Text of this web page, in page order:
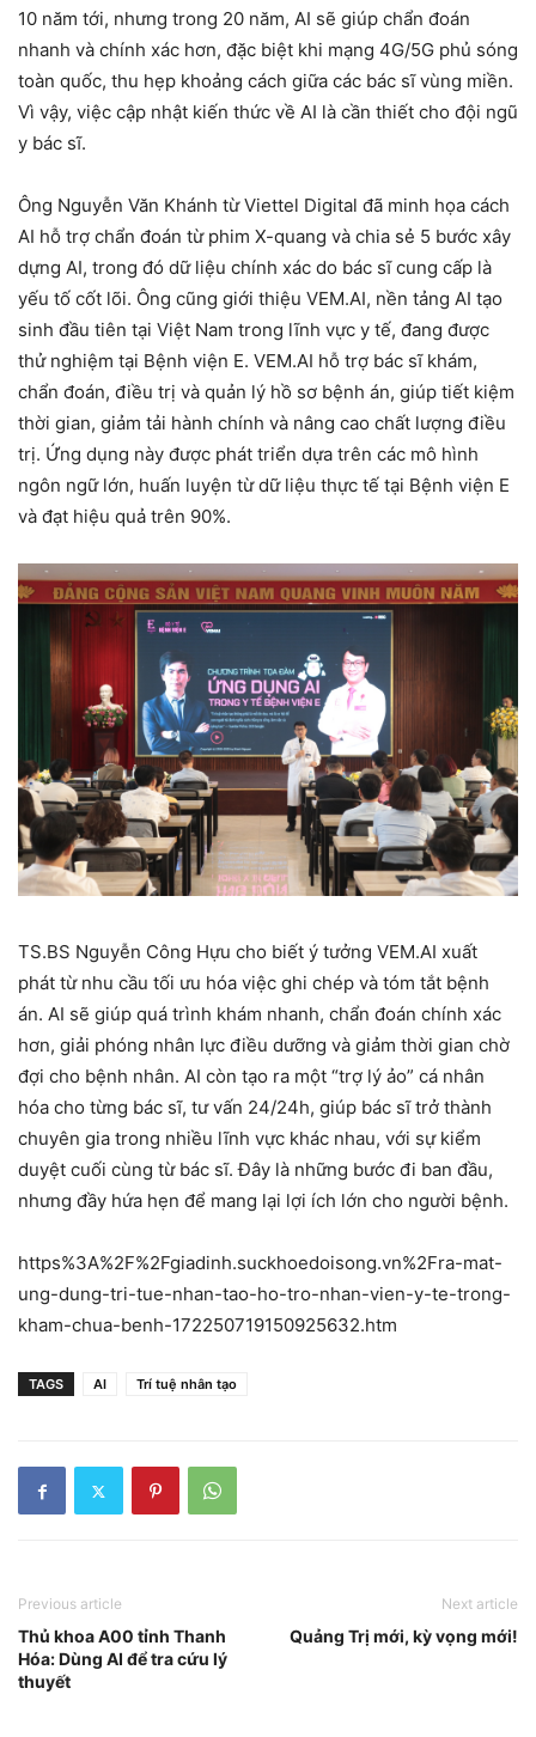
10 năm tới, nhưng trong 20 năm, AI sẽ giúp chẩn đoán
nhanh và chính xác hơn, đặc biệt khi mạng 4G/5G phủ sóng
toàn quốc, thu hẹp khoảng cách giữa các bác sĩ vùng miền.
Vì vậy, việc cập nhật kiến thức về AI là cần thiết cho đội ngũ
y bác sĩ.
Ông Nguyễn Văn Khánh từ Viettel Digital đã minh họa cách
AI hỗ trợ chẩn đoán từ phim X-quang và chia sẻ 5 bước xây
dựng AI, trong đó dữ liệu chính xác do bác sĩ cung cấp là
yếu tố cốt lõi. Ông cũng giới thiệu VEM.AI, nền tảng AI tạo
sinh đầu tiên tại Việt Nam trong lĩnh vực y tế, đang được
thử nghiệm tại Bệnh viện E. VEM.AI hỗ trợ bác sĩ khám,
chẩn đoán, điều trị và quản lý hồ sơ bệnh án, giúp tiết kiệm
thời gian, giảm tải hành chính và nâng cao chất lượng điều
trị. Ứng dụng này được phát triển dựa trên các mô hình
ngôn ngữ lớn, huấn luyện từ dữ liệu thực tế tại Bệnh viện E
và đạt hiệu quả trên 90%.
TS.BS Nguyễn Công Hựu cho biết ý tưởng VEM.AI xuất
phát từ nhu cầu tối ưu hóa việc ghi chép và tóm tắt bệnh
án. AI sẽ giúp quá trình khám nhanh, chẩn đoán chính xác
hơn, giải phóng nhân lực điều dưỡng và giảm thời gian chờ
đợi cho bệnh nhân. AI còn tạo ra một “trợ lý ảo” cá nhân
hóa cho từng bác sĩ, tư vấn 24/24h, giúp bác sĩ trở thành
chuyên gia trong nhiều lĩnh vực khác nhau, với sự kiểm
duyệt cuối cùng từ bác sĩ. Đây là những bước đi ban đầu,
nhưng đầy hứa hẹn để mang lại lợi ích lớn cho người bệnh.
https%3A%2F%2Fgiadinh.suckhoedoisong.vn%2Fra-mat-
ung-dung-tri-tue-nhan-tao-ho-tro-nhan-vien-y-te-trong-
kham-chua-benh-172250719150925632.htm
TAGS AI Trí tuệ nhân tạo
Previous article
Thủ khoa A00 tỉnh Thanh
Hóa: Dùng AI để tra cứu lý
thuyết
Next article
Quảng Trị mới, kỳ vọng mới!